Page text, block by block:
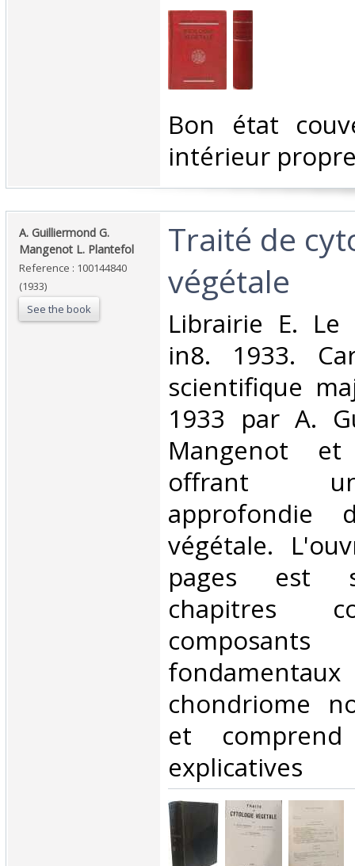
‎Bon état
intérieur
‎A. Guilliermond G.
Mangenot L. Plantefol‎
Reference : 100144840
(1933)
See the book
‎Traité de
végétale‎
‎Librairie E. Le
in8. 1933.
scientifique
1933 par A.
Mangenot
offrant
approfondie
végétale.
pages est
chapitres
chondriome
et
explicatives‎